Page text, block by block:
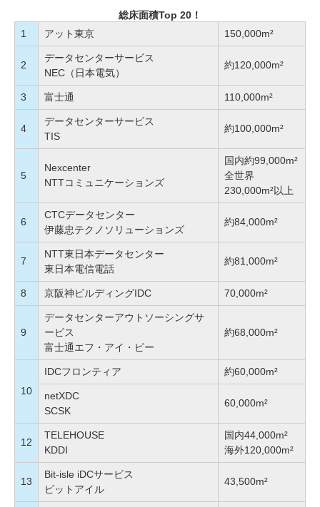
総床面積Top 20！
1
アット東京 150,000m²
2
データセンターサービス
NEC（日本電気）
約120,000m²
3 富士通 110,000m²
4
データセンターサービス
TIS
約100,000m²
5
Nexcenter
NTTコミュニケーションズ
国内約99,000m²
全世界
230,000m²以上
6
CTCデータセンター
伊藤忠テクノソリューションズ
約84,000m²
7
NTT東日本データセンター
東日本電信電話
約81,000m²
8 京阪神ビルディングIDC 70,000m²
9
データセンターアウトソーシングサ
ービス
富士通エフ・アイ・ピー
約68,000m²
10
IDCフロンティア 約60,000m²
netXDC
SCSK
60,000m²
12
TELEHOUSE
KDDI
国内44,000m²
海外120,000m²
13
Bit-isle iDCサービス
ビットアイル
43,500m²